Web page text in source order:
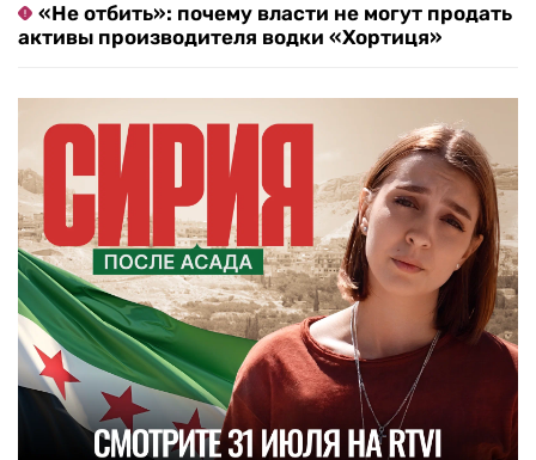
«Не отбить»: почему власти не могут продать
активы производителя водки «Хортиця»